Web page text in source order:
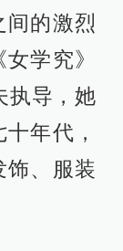
的激烈
学究》
执导，她
年代，
饰、服装